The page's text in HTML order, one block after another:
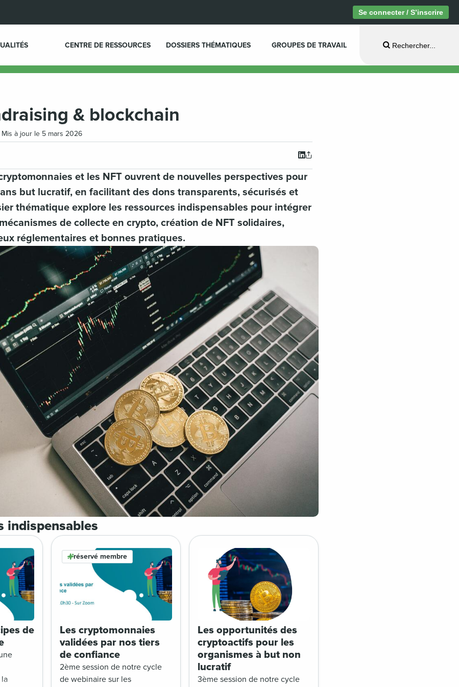
Se connecter / S’inscrire
CENTRE DE RESSOURCES DOSSIERS THÉMATIQUES GROUPES DE TRAVAIL Rechercher...
& blockchain
à jour le 5 mars 2026
et les NFT ouvrent de nouvelles perspectives pour
but lucratif, en facilitant des dons transparents, sécurisés et
thématique explore les ressources indispensables pour intégrer
de collecte en crypto, création de NFT solidaires,
réglementaires et bonnes pratiques.
indispensables
de
réservé membre
Les cryptomonnaies
validées par nos tiers
de confiance
2ème session de notre cycle
de webinaire sur les
Les opportunités des
cryptoactifs pour les
organismes à but non
lucratif
3ème session de notre cycle